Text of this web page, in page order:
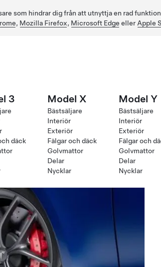
som hindrar dig från att utnyttja en rad
, Mozilla Firefox, Microsoft Edge eller Apple
3
däck
Model X
Bästsäljare
Interiör
Exteriör
Fälgar och däck
Golvmattor
Delar
Nycklar
Model Y
Bästsäljare
Interiör
Exteriör
Fälgar och
Golvmattor
Delar
Nycklar